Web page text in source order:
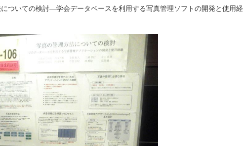
についての検討―学会データベースを利用する写真管理ソフトの開発と使用経